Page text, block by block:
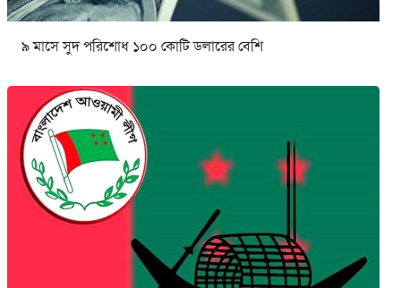
৯ মাসে সুদ পরিশোধ ১০০ কোটি ডলারের বেশি